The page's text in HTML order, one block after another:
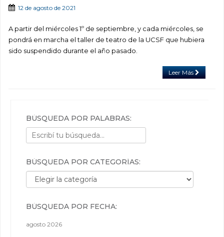
12 de agosto de 2021
A partir del miércoles 1º de septiembre, y cada miércoles, se
pondrá en marcha el taller de teatro de la UCSF que hubiera
sido suspendido durante el año pasado.
Leer Más
BÚSQUEDA POR PALABRAS:
BÚSQUEDA POR CATEGORÍAS:
Búsqueda por categorías:
BÚSQUEDA POR FECHA:
agosto 2026